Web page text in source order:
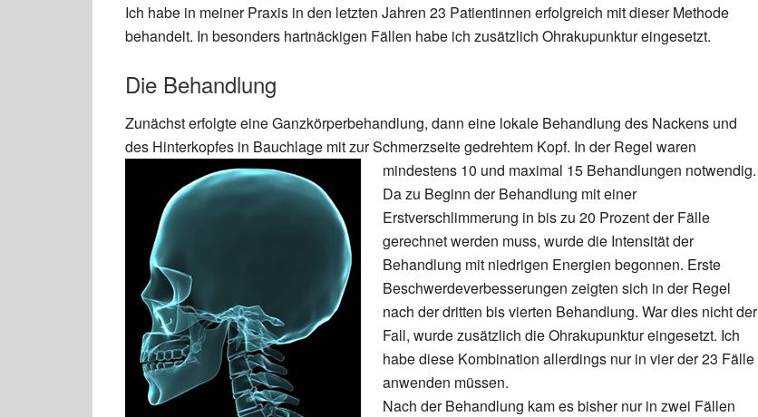
Ich habe in meiner Praxis in den letzten Jahren 23 Patientinnen erfolgreich mit dieser Methode
behandelt. In besonders hartnäckigen Fällen habe ich zusätzlich Ohrakupunktur eingesetzt.
Die Behandlung
Zunächst erfolgte eine Ganzkörperbehandlung, dann eine lokale Behandlung des Nackens und
des Hinterkopfes in Bauchlage mit zur Schmerzseite gedrehtem Kopf. In der Regel waren
mindestens 10 und maximal 15 Behandlungen notwendig.
Da zu Beginn der Behandlung mit einer
Erstverschlimmerung in bis zu 20 Prozent der Fälle
gerechnet werden muss, wurde die Intensität der
Behandlung mit niedrigen Energien begonnen. Erste
Beschwerdeverbesserungen zeigten sich in der Regel
nach der dritten bis vierten Behandlung. War dies nicht der
Fall, wurde zusätzlich die Ohrakupunktur eingesetzt. Ich
habe diese Kombination allerdings nur in vier der 23 Fälle
anwenden müssen.
Nach der Behandlung kam es bisher nur in zwei Fällen